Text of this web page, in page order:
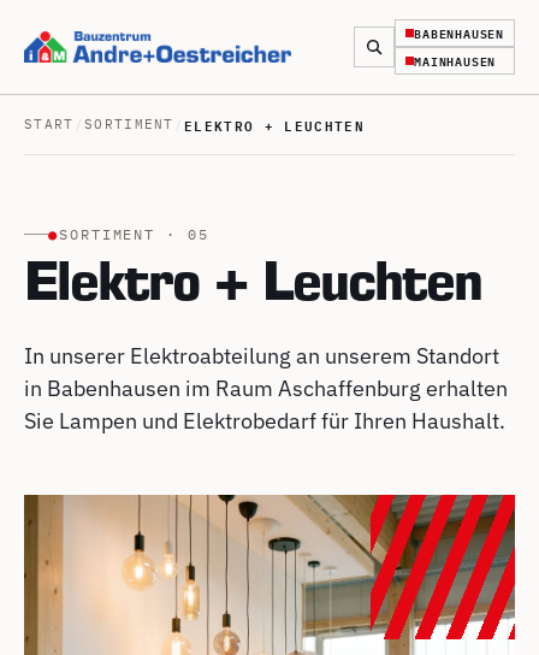
BABENHAUSEN
MAINHAUSEN
START / SORTIMENT / ELEKTRO + LEUCHTEN
●SORTIMENT · 05
Elektro + Leuchten
In unserer Elektroabteilung an unserem Standort
in Babenhausen im Raum Aschaffenburg erhalten
Sie Lampen und Elektrobedarf für Ihren Haushalt.